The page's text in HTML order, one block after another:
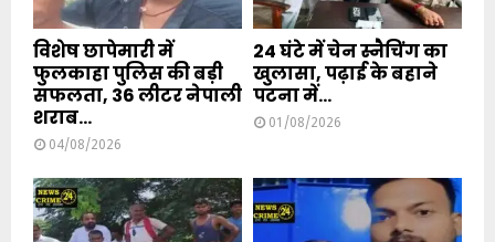
विशेष छापेमारी में
फुलकाहा पुलिस की बड़ी
सफलता, 36 लीटर नेपाली
शराब...
04/08/2026
24 घंटे में चेन स्नैचिंग का
खुलासा, पढ़ाई के बहाने
पटना में...
01/08/2026